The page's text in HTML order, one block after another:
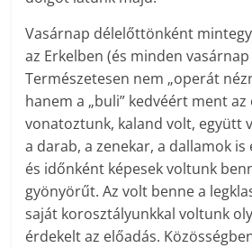
Vasárnap délelőttönként
az Erkelben (és minden
Természetesen nem „operát
hanem a „buli” kedvéért ment az
vonatoztunk, kaland volt, együtt
a darab, a zenekar, a dallamok is
és időnként képesek voltunk
gyönyörűt. Az volt benne a
saját korosztályunkkal voltunk
érdekelt az előadás.